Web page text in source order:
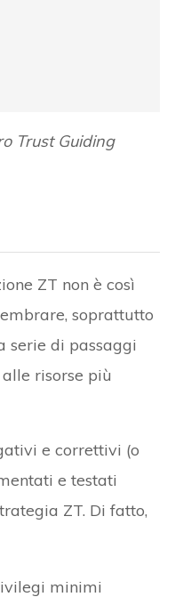
Trust Guiding
ZT non è così
soprattutto
serie di passaggi
risorse più
e correttivi (o
e testati
ZT. Di fatto,
minimi